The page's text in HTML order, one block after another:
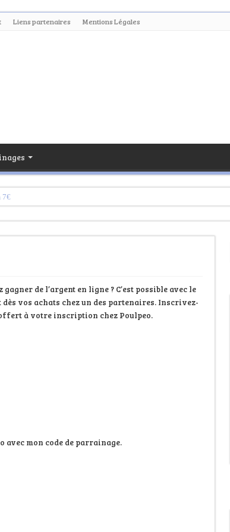
Liens partenaires Mentions Légales
7€
de l’argent en ligne ? C’est possible avec le
dès vos achats chez un des partenaires. Inscrivez-
à votre inscription chez Poulpeo.
avec mon code de parrainage.